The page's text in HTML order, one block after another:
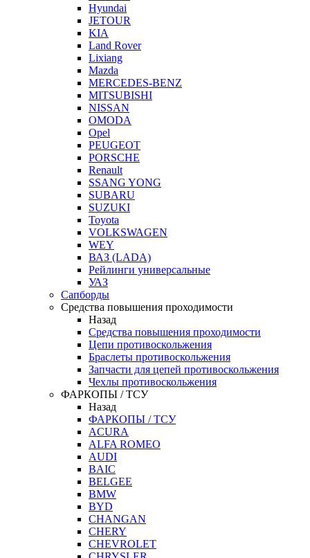
Hyundai
JETOUR
KIA
Land Rover
Lixiang
Mazda
MERCEDES-BENZ
MITSUBISHI
NISSAN
OMODA
Opel
PEUGEOT
PORSCHE
Renault
SSANG YONG
SUBARU
SUZUKI
Toyota
VOLKSWAGEN
WEY
ВАЗ (LADA)
Рейлинги универсальные
УАЗ
Сапборды
Средства повышения проходимости
Назад
Средства повышения проходимости
Цепи противоскольжения
Браслеты противоскольжения
Запчасти для цепей противоскольжения
Чехлы противоскольжения
ФАРКОПЫ / ТСУ
Назад
ФАРКОПЫ / ТСУ
ACURA
ALFA ROMEO
AUDI
BAIC
BELGEE
BMW
BYD
CHANGAN
CHERY
CHEVROLET